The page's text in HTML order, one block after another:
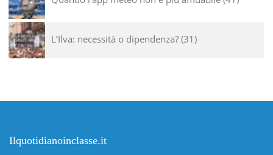
L’Ilva: necessità o dipendenza? 31
Ilquotidianoinclasse.it